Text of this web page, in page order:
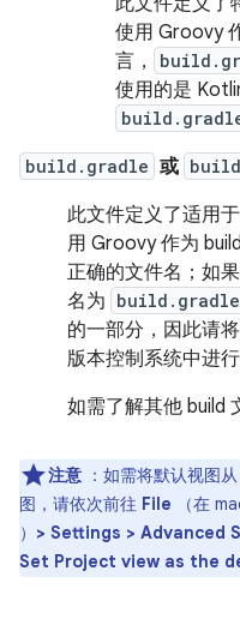
使用 Groovy
言，
使用的是
build.gradle 或
此文件定义了适用
用 Groovy 作为
正确的文件名；如
名为
的一部分，因此请
版本控制系统中进行
如需了解其他 build
注意 ：如需将默认视图从
图，请依次前往 File （在
） > Settings > Advanced
Set Project view as the